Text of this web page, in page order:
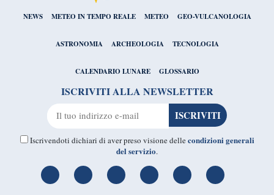
NEWS METEO IN TEMPO REALE METEO GEO-VULCANOLOGIA
ASTRONOMIA ARCHEOLOGIA TECNOLOGIA
CALENDARIO LUNARE GLOSSARIO
ISCRIVITI ALLA NEWSLETTER
Iscrivendoti dichiari di aver preso visione dellecondizioni generali
del servizio.